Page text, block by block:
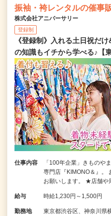
振袖・袴レンタルの催事
株式会社アニバーサリー
登録制
《登録制》入れる土日祝だ
の知識もイチから学べる♪【
仕事内容
「100年企業」きものや
専門店『KIMONO＆』。
お願いします。 ★店舗や
給与 時給1,230円～1,500円
勤務地
東京都渋谷区、神奈川県